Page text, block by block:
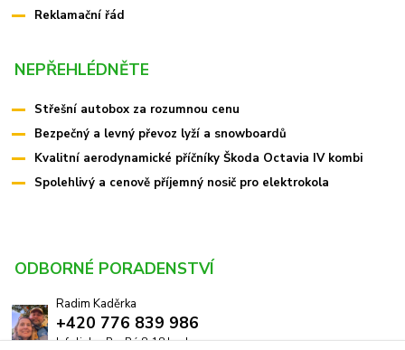
Reklamační řád
NEPŘEHLÉDNĚTE
Střešní autobox za rozumnou cenu
Bezpečný a levný převoz lyží a snowboardů
Kvalitní aerodynamické příčníky Škoda Octavia IV kombi
Spolehlivý a cenově příjemný nosič pro elektrokola
ODBORNÉ PORADENSTVÍ
Radim Kaděrka
+420 776 839 986
Infolinka: Po-Pá 8-18 hod.